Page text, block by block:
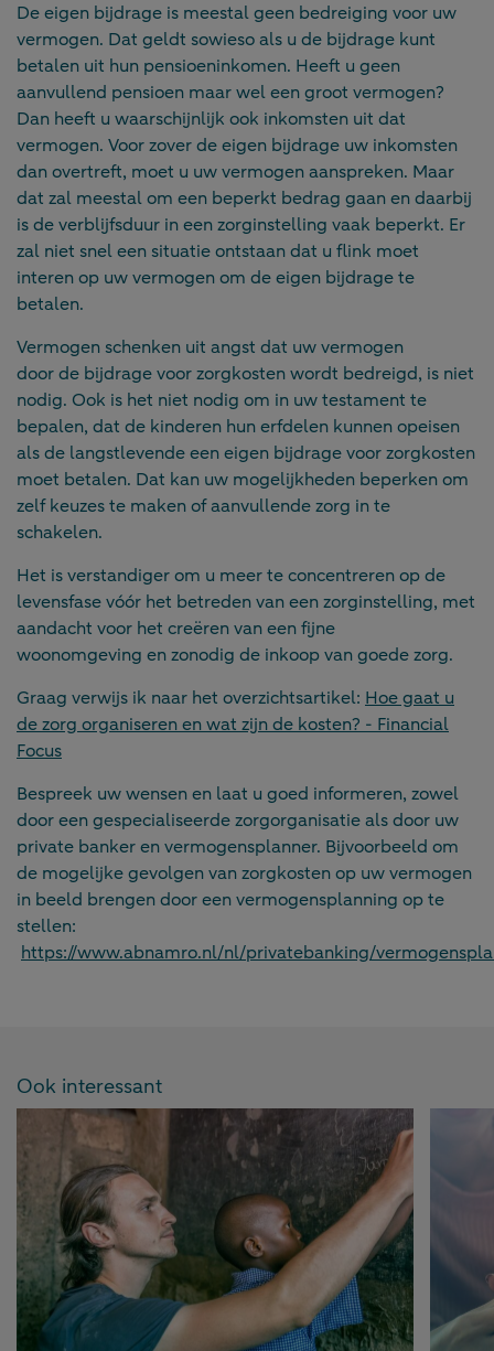
De eigen bijdrage is meestal geen bedreiging voor uw
vermogen. Dat geldt sowieso als u de bijdrage kunt
betalen uit hun pensioeninkomen. Heeft u geen
aanvullend pensioen maar wel een groot vermogen?
Dan heeft u waarschijnlijk ook inkomsten uit dat
vermogen. Voor zover de eigen bijdrage uw inkomsten
dan overtreft, moet u uw vermogen aanspreken. Maar
dat zal meestal om een beperkt bedrag gaan en daarbij
is de verblijfsduur in een zorginstelling vaak beperkt. Er
zal niet snel een situatie ontstaan dat u flink moet
interen op uw vermogen om de eigen bijdrage te
betalen.
Vermogen schenken uit angst dat uw vermogen
door de bijdrage voor zorgkosten wordt bedreigd, is niet
nodig. Ook is het niet nodig om in uw testament te
bepalen, dat de kinderen hun erfdelen kunnen opeisen
als de langstlevende een eigen bijdrage voor zorgkosten
moet betalen. Dat kan uw mogelijkheden beperken om
zelf keuzes te maken of aanvullende zorg in te
schakelen.
Het is verstandiger om u meer te concentreren op de
levensfase vóór het betreden van een zorginstelling, met
aandacht voor het creëren van een fijne
woonomgeving en zonodig de inkoop van goede zorg.
Graag verwijs ik naar het overzichtsartikel: Hoe gaat u
de zorg organiseren en wat zijn de kosten? - Financial
Focus
Bespreek uw wensen en laat u goed informeren, zowel
door een gespecialiseerde zorgorganisatie als door uw
private banker en vermogensplanner. Bijvoorbeeld om
de mogelijke gevolgen van zorgkosten op uw vermogen
in beeld brengen door een vermogensplanning op te
stellen:
https://www.abnamro.nl/nl/privatebanking/
Ook interessant